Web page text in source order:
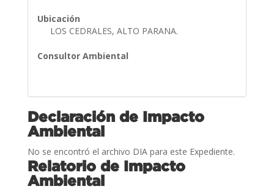
Ubicación
LOS CEDRALES, ALTO PARANA.
Consultor Ambiental
Declaración de Impacto
Ambiental
No se encontró el archivo DIA para este Expediente.
Relatorio de Impacto
Ambiental